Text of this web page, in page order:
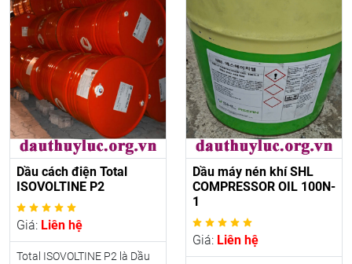
Dầu cách điện Total
ISOVOLTINE P2
Giá: Liên hệ
Total ISOVOLTINE P2 là Dầu
Dầu máy nén khí SHL
COMPRESSOR OIL 100N-
1
Giá: Liên hệ